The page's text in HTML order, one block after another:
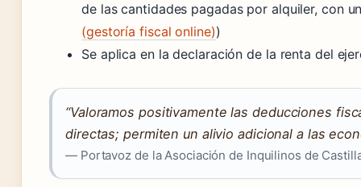
de las cantidades pagadas por alquiler, con
(gestoría fiscal online))
Se aplica en la declaración de la renta del
“Valoramos positivamente las deducciones
directas; permiten un alivio adicional a las
— Portavoz de la Asociación de Inquilinos de